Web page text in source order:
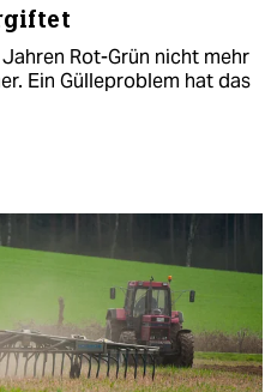
Rot-Grün nicht mehr
Ein Gülleproblem hat das